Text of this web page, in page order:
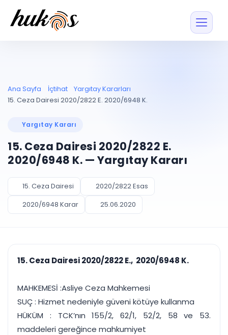
Entegrasyonu
UYAP ile otomatik
UYAP Evrak
Entegrasyonu
UETS Entegrasyonu
Tebligatları anında
Müvekkil ve taraf
Vekalet
PLANLAMA & TAKİP
Pano ve Takip
Duruşma ve görev
takvimi
Bildirim
Süreleri asla kaçırmayın
takibi
Tek panelde uçtan uca yönetim
UYAP & UETS entegrasyonundan finansa, hepsi bir arada.
Blog
Ücretsiz Başlayın Giriş Yap
Ana Sayfa İçtihat
Yargıtay Kararları
15. Ceza Dairesi 2020/2822 E. 2020/6948 K.
Yargıtay Kararı
15. Ceza Dairesi 2020/2822 E.
2020/6948 K. — Yargıtay Kararı
15. Ceza Dairesi
2020/2822 Esas
2020/6948 Karar
25.06.2020
15. Ceza Dairesi 2020/2822 E., 2020/6948 K.
MAHKEMESİ :Asliye Ceza Mahkemesi
SUÇ : Hizmet nedeniyle güveni kötüye kullanma
HÜKÜM : TCK’nın 155/2, 62/1, 52/2, 58 ve 53.
maddeleri gereğince mahkumiyet